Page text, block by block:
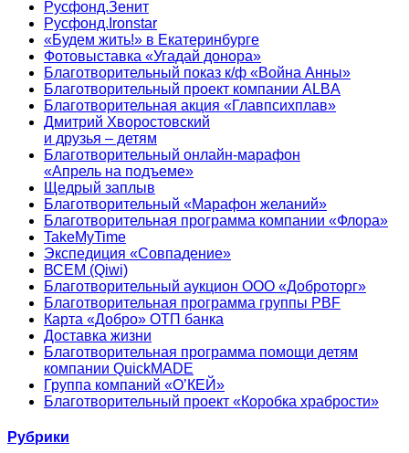
Русфонд.Зенит
Русфонд.Ironstar
«Будем жить!» в Екатеринбурге
Фотовыставка «Угадай донора»
Благотворительный показ к/ф «Война Анны»
Благотворительный проект компании ALBA
Благотворительная акция «Главпсихплав»
Дмитрий Хворостовский
и друзья – детям
Благотворительный онлайн‑марафон
«Апрель на подъеме»
Щедрый заплыв
Благотворительный «Марафон желаний»
Благотворительная программа компании «Флора»
TakeMyTime
Экспедиция «Совпадение»
ВСЕМ (Qiwi)
Благотворительный аукцион ООО «Доброторг»
Благотворительная программа группы PBF
Карта «Добро» ОТП банка
Доставка жизни
Благотворительная программа помощи детям
компании QuickMADE
Группа компаний «О’КЕЙ»
Благотворительный проект «Коробка храбрости»
Рубрики